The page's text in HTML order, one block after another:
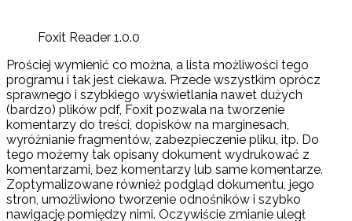
Foxit Reader 1.0.0
Prościej wymienić co można, a lista możliwości tego
programu i tak jest ciekawa. Przede wszystkim oprócz
sprawnego i szybkiego wyświetlania nawet dużych
(bardzo) plików pdf, Foxit pozwala na tworzenie
komentarzy do treści, dopisków na marginesach,
wyróżnianie fragmentów, zabezpieczenie pliku, itp. Do
tego możemy tak opisany dokument wydrukować z
komentarzami, bez komentarzy lub same komentarze.
Zoptymalizowane również podgląd dokumentu, jego
stron, umożliwiono tworzenie odnośników i szybko
nawigację pomiędzy nimi. Oczywiście zmianie uległ